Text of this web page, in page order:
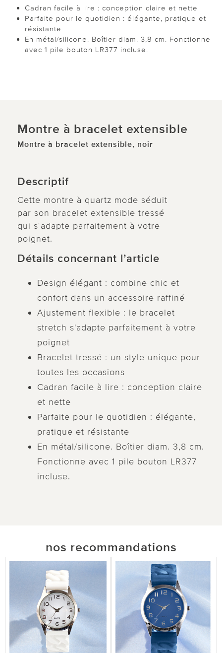
Cadran facile à lire : conception claire et nette
Parfaite pour le quotidien : élégante, pratique et
résistante
En métal/silicone. Boîtier diam. 3,8 cm. Fonctionne
avec 1 pile bouton LR377 incluse.
Montre à bracelet extensible
Montre à bracelet extensible, noir
Descriptif
Cette montre à quartz mode séduit
par son bracelet extensible tressé
qui s‘adapte parfaitement à votre
poignet.
Détails concernant l’article
Design élégant : combine chic et
confort dans un accessoire raffiné
Ajustement flexible : le bracelet
stretch s'adapte parfaitement à votre
poignet
Bracelet tressé : un style unique pour
toutes les occasions
Cadran facile à lire : conception claire
et nette
Parfaite pour le quotidien : élégante,
pratique et résistante
En métal/silicone. Boîtier diam. 3,8 cm.
Fonctionne avec 1 pile bouton LR377
incluse.
nos recommandations